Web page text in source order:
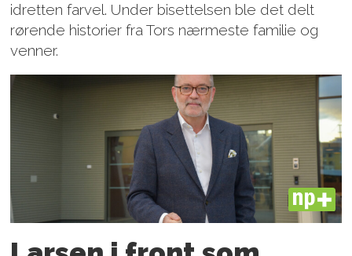
idretten farvel. Under bisettelsen ble det delt
rørende historier fra Tors nærmeste familie og
venner.
PLUS